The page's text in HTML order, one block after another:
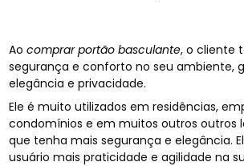
Aocomprar portão basculante, o cliente
segurança e conforto no seu ambiente,
elegância e privacidade.
Ele é muito utilizados em residências,
condomínios e em muitos outros outros
que tenha mais segurança e elegância.
usuário mais praticidade e agilidade na